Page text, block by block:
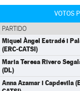
VOTOS
PARTIDO
Miquel Àngel Estradé i
(ERC-CATSI)
Maria Teresa Rivero
(DL)
Anna Azamar i Capdevila